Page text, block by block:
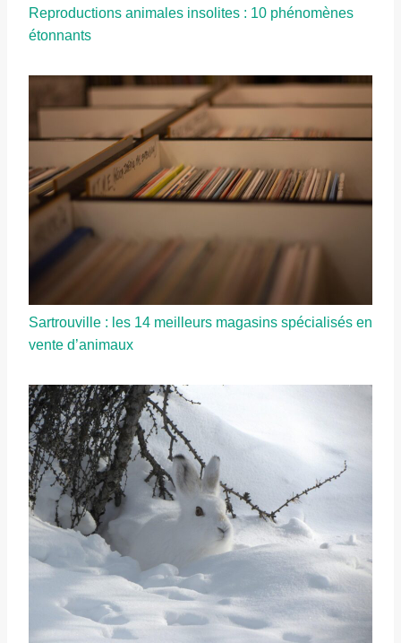
Reproductions animales insolites : 10 phénomènes
étonnants
Sartrouville : les 14 meilleurs magasins spécialisés en
vente d’animaux